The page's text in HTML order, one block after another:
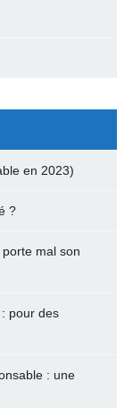
en 2023)
?
mal son
pour des
: une